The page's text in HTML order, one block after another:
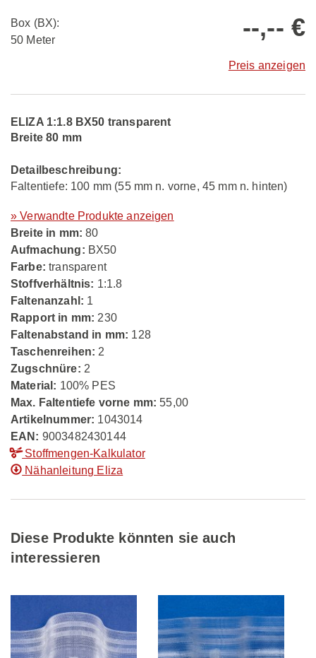
Box (BX):
50 Meter
--,-- €
Preis anzeigen
ELIZA 1:1.8 BX50 transparent
Breite 80 mm
Detailbeschreibung:
Faltentiefe: 100 mm (55 mm n. vorne, 45 mm n. hinten)
» Verwandte Produkte anzeigen
Breite in mm: 80
Aufmachung: BX50
Farbe: transparent
Stoffverhältnis: 1:1.8
Faltenanzahl: 1
Rapport in mm: 230
Faltenabstand in mm: 128
Taschenreihen: 2
Zugschnüre: 2
Material: 100% PES
Max. Faltentiefe vorne mm: 55,00
Artikelnummer: 1043014
EAN: 9003482430144
Stoffmengen-Kalkulator
Nähanleitung Eliza
Diese Produkte könnten sie auch
interessieren